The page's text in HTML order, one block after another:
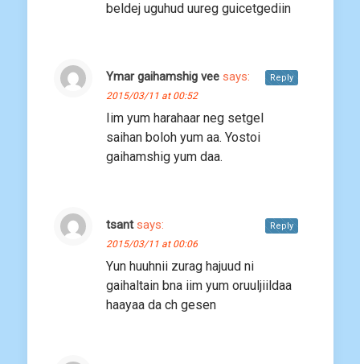
beldej uguhud uureg guicetgediin
Ymar gaihamshig vee says:
2015/03/11 at 00:52
Iim yum harahaar neg setgel
saihan boloh yum aa. Yostoi
gaihamshig yum daa.
Reply
tsant says:
2015/03/11 at 00:06
Yun huuhnii zurag hajuud ni
gaihaltain bna iim yum oruuljiildaa
haayaa da ch gesen
Reply